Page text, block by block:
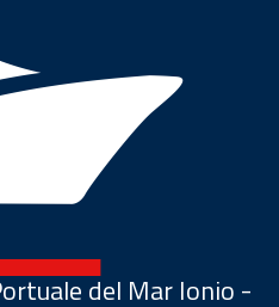
del Mar Ionio -